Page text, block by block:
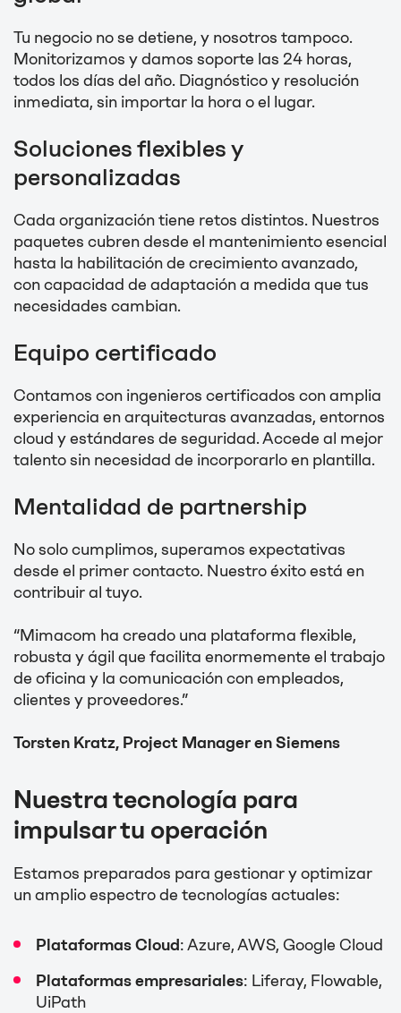
Tu negocio no se detiene, y nosotros tampoco.
Monitorizamos y damos soporte las 24 horas,
todos los días del año. Diagnóstico y resolución
inmediata, sin importar la hora o el lugar.
Soluciones flexibles y
personalizadas
Cada organización tiene retos distintos. Nuestros
paquetes cubren desde el mantenimiento esencial
hasta la habilitación de crecimiento avanzado,
con capacidad de adaptación a medida que tus
necesidades cambian.
Equipo certificado
Contamos con ingenieros certificados con amplia
experiencia en arquitecturas avanzadas, entornos
cloud y estándares de seguridad. Accede al mejor
talento sin necesidad de incorporarlo en plantilla.
Mentalidad de partnership
No solo cumplimos, superamos expectativas
desde el primer contacto. Nuestro éxito está en
contribuir al tuyo.
“Mimacom ha creado una plataforma flexible,
robusta y ágil que facilita enormemente el trabajo
de oficina y la comunicación con empleados,
clientes y proveedores.”
Torsten Kratz, Project Manager en Siemens
Nuestra tecnología para
impulsar tu operación
Estamos preparados para gestionar y optimizar
un amplio espectro de tecnologías actuales:
Plataformas Cloud: Azure, AWS, Google Cloud
Plataformas empresariales: Liferay, Flowable,
UiPath